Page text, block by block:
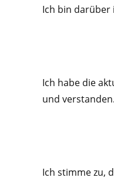
Ich bin darüber
Ich habe die
und verstanden.
Ich stimme zu,